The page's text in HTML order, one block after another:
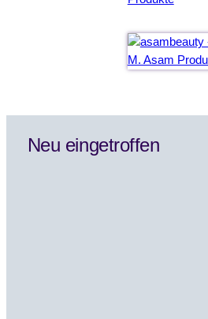
Neu eingetroffen